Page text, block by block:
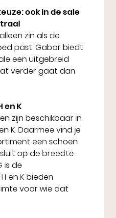
ook in de sale
zin als de
past. Gabor biedt
een uitgebreid
verder gaat dan
en K
zijn beschikbaar in
en K. Daarmee vind je
een schoen
op de breedte
is de
en K bieden
voor wie dat